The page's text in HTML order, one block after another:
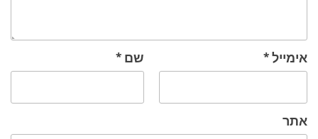
שם * אימייל*
אתר